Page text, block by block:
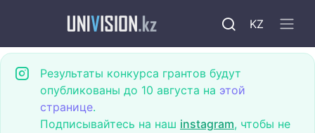
KZ
Результаты конкурса грантов будут
опубликованы до 10 августа на этой
странице.
Подписывайтесь на наш instagram, чтобы не